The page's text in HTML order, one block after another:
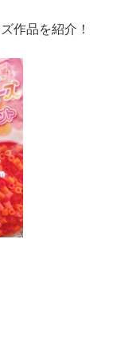
作品を紹介！